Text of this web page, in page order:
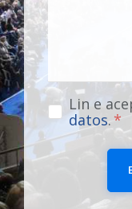
Lin e
datos.